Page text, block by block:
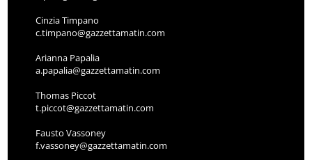
Cinzia Timpano
c.timpano@gazzettamatin.com
Arianna Papalia
a.papalia@gazzettamatin.com
Thomas Piccot
t.piccot@gazzettamatin.com
Fausto Vassoney
f.vassoney@gazzettamatin.com
SEGRETERIA